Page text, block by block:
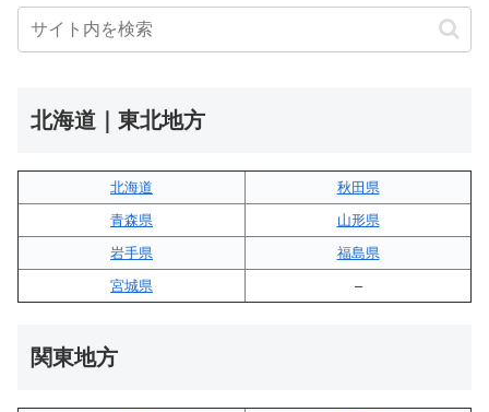
北海道｜東北地方
北海道
秋田県
青森県
山形県
岩手県
福島県
宮城県
–
関東地方